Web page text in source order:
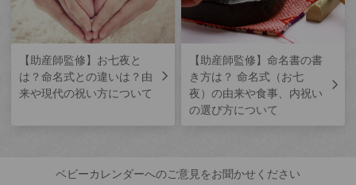
【助産師監修】お七夜と
は？命名式との違いは？由
来や現代の祝い方について
【助産師監修】命名書の書
き方は？ 命名式（お七
夜）の由来や食事、内祝い
の選び方について
ベビーカレンダーへのご意見をお聞かせください